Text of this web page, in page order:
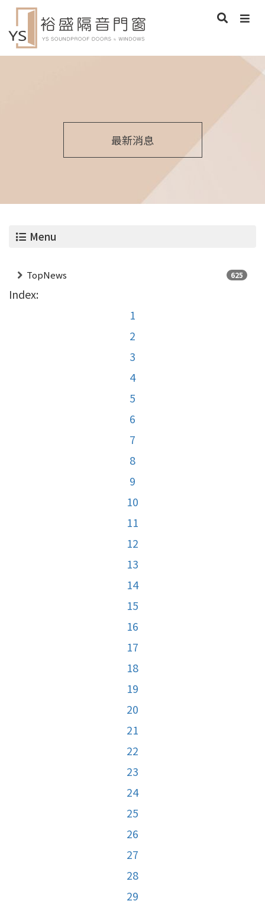
最新消息
Menu
TopNews 625
Index:
1
2
3
4
5
6
7
8
9
10
11
12
13
14
15
16
17
18
19
20
21
22
23
24
25
26
27
28
29